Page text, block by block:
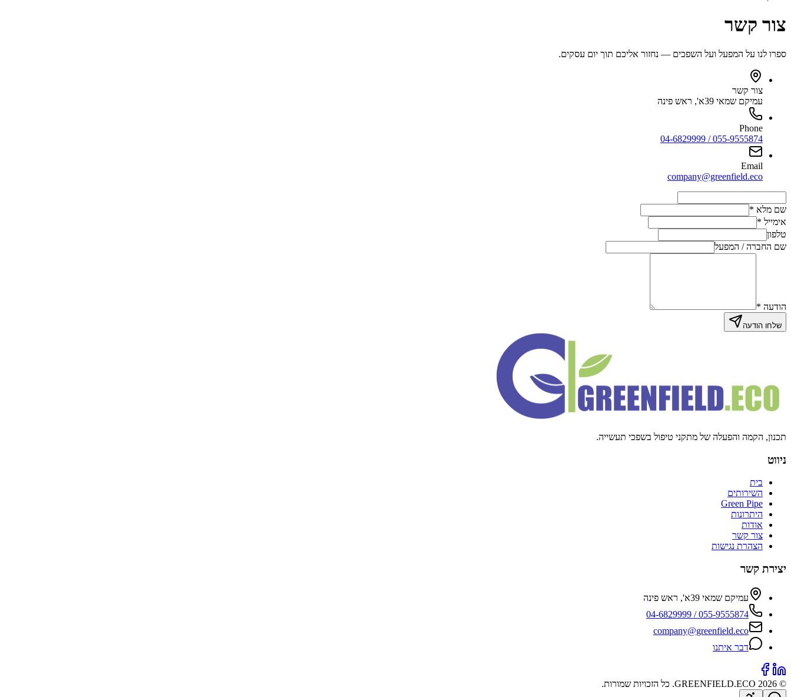
צור קשר
ספרו לנו על המפעל ועל השפכים — נחזור אליכם תוך יום עסקים.
צור קשר
עמיקם שמאי 39א', ראש פינה
Phone
055-9555874 / 04-6829999
Email
company@greenfield.eco
שם מלא *
אימייל *
טלפון
שם החברה / המפעל
הודעה *
שלחו הודעה
תכנון, הקמה והפעלה של מתקני טיפול בשפכי תעשייה.
ניווט
בית
השירותים
Green Pipe
היתרונות
אודות
צור קשר
הצהרת נגישות
יצירת קשר
עמיקם שמאי 39א', ראש פינה
055-9555874 / 04-6829999
company@greenfield.eco
דבר איתנו
©
2026
GREENFIELD.ECO
. כל הזכויות שמורות.